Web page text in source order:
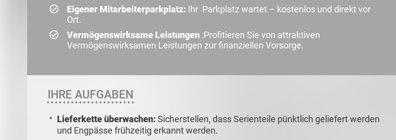
Eigener Mitarbeiterparkplatz: Ihr Parkplatz wartet – kostenlos und direkt vor
Ort.
Vermögenswirksame Leistungen :Profitieren Sie von attraktiven
Vermögenswirksamen Leistungen zur finanziellen Vorsorge.
IHRE AUFGABEN
Lieferkette überwachen:Sicherstellen, dass Serienteile pünktlich geliefert werden
und Engpässe frühzeitig erkannt werden.